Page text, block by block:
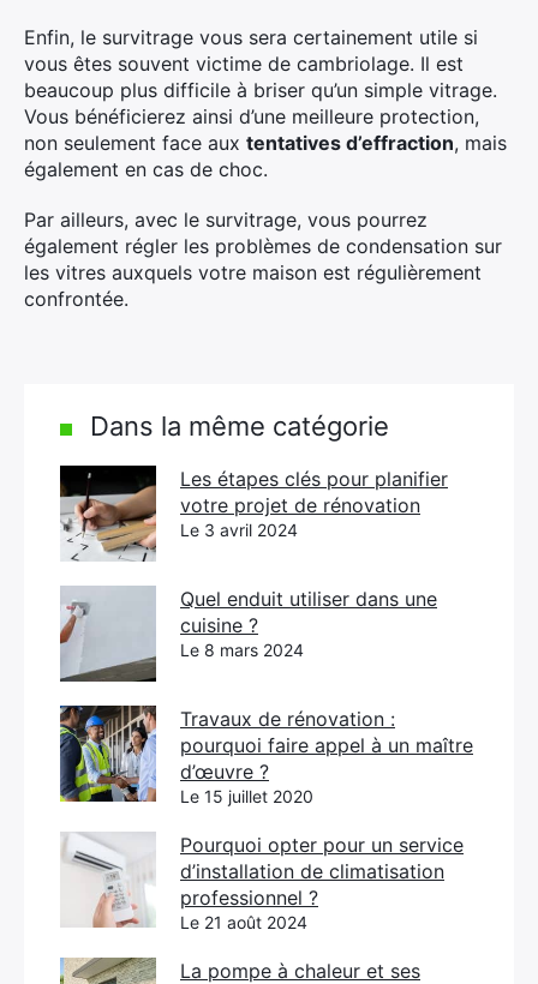
Enfin, le survitrage vous sera certainement utile si
vous êtes souvent victime de cambriolage. Il est
beaucoup plus difficile à briser qu’un simple vitrage.
Vous bénéficierez ainsi d’une meilleure protection,
non seulement face aux tentatives d’effraction, mais
également en cas de choc.
Par ailleurs, avec le survitrage, vous pourrez
également régler les problèmes de condensation sur
les vitres auxquels votre maison est régulièrement
confrontée.
Dans la même catégorie
Les étapes clés pour planifier
votre projet de rénovation
Le 3 avril 2024
Quel enduit utiliser dans une
cuisine ?
Le 8 mars 2024
Travaux de rénovation :
pourquoi faire appel à un maître
d’œuvre ?
Le 15 juillet 2020
Pourquoi opter pour un service
d’installation de climatisation
professionnel ?
Le 21 août 2024
La pompe à chaleur et ses